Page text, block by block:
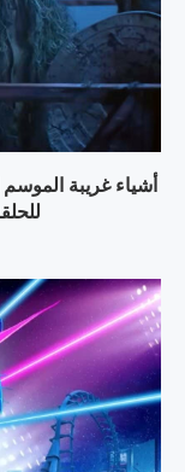
أشياء غريبة